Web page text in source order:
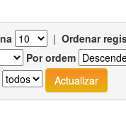
| Ordenar
Por ordem